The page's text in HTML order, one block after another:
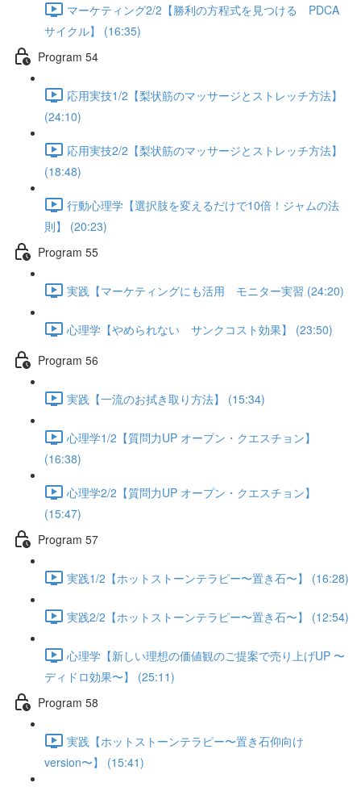
マーケティング2/2【勝利の方程式を見つける PDCA
サイクル】 (16:35)
Program 54
応用実技1/2【梨状筋のマッサージとストレッチ方法】
(24:10)
応用実技2/2【梨状筋のマッサージとストレッチ方法】
(18:48)
行動心理学【選択肢を変えるだけで10倍！ジャムの法
則】 (20:23)
Program 55
実践【マーケティングにも活用 モニター実習 (24:20)
心理学【やめられない サンクコスト効果】 (23:50)
Program 56
実践【一流のお拭き取り方法】 (15:34)
心理学1/2【質問力UP オープン・クエスチョン】
(16:38)
心理学2/2【質問力UP オープン・クエスチョン】
(15:47)
Program 57
実践1/2【ホットストーンテラピー〜置き石〜】 (16:28)
実践2/2【ホットストーンテラピー〜置き石〜】 (12:54)
心理学【新しい理想の価値観のご提案で売り上げUP 〜
ディドロ効果〜】 (25:11)
Program 58
実践【ホットストーンテラピー〜置き石仰向け
version〜】 (15:41)